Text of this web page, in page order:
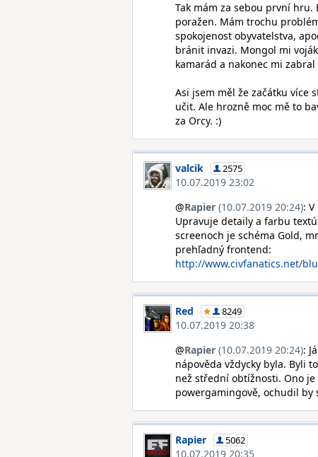
Tak mám za sebou první
poražen. Mám trochu
spokojenost obyvatelstva,
bránit invazi. Mongol mi
kamarád a nakonec mi
Asi jsem měl že začátku více
učit. Ale hrozně moc mě to
za Orcy. :)
valcik 2575
10.07.2019 23:02
@Rapier (10.07.2019 20:24):
Upravuje detaily a farbu
screenoch je schéma Gold,
prehľadný frontend:
http://www.civfanatics.net/
Red 8249
10.07.2019 20:38
@Rapier (10.07.2019 20:24):
nápověda vždycky byla. Byli
než střední obtížnosti. Ono
powergamingově, ochudil by
Rapier 5062
10.07.2019 20:35